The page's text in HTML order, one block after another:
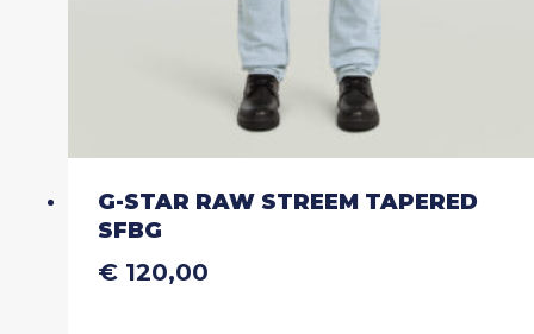
G-STAR RAW STREEM TAPERED
SFBG
€120,00